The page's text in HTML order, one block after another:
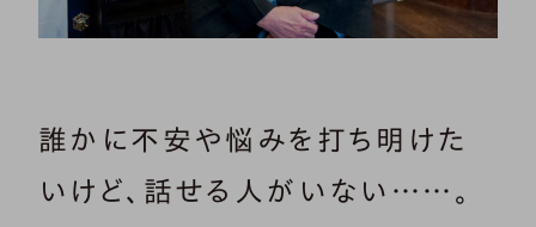
誰かに不安や悩みを打ち明けた
いけど、話せる人がいない……。